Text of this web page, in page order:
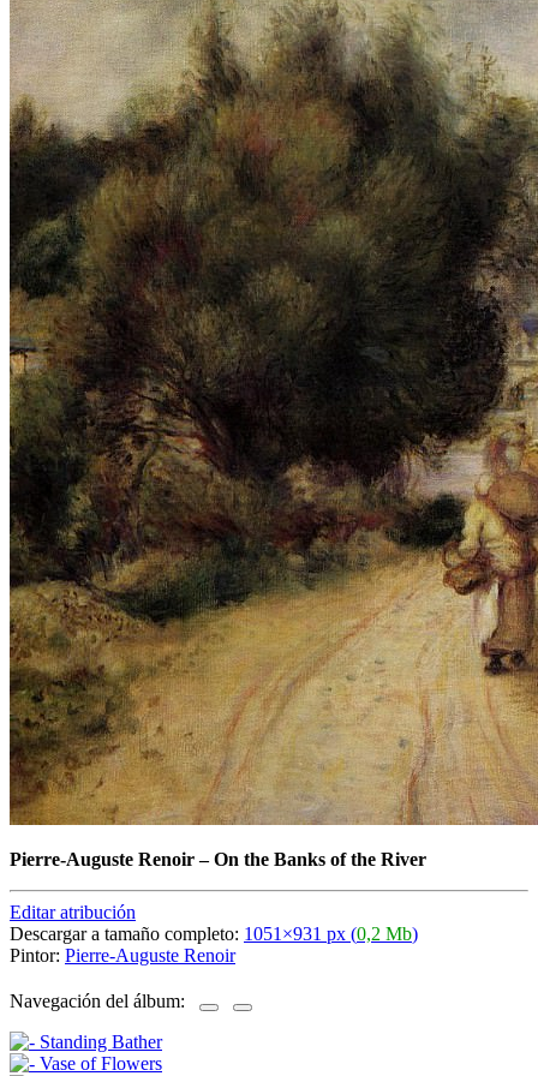
Pierre-Auguste Renoir–On the Banks of the River
Editar atribución
Descargar a tamaño completo: 1051×931 px (0,2 Mb)
Pintor: Pierre-Auguste Renoir
Navegación del álbum: